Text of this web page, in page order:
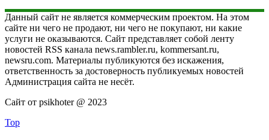
Данный сайт не является коммерческим проектом. На этом
сайте ни чего не продают, ни чего не покупают, ни какие
услуги не оказываются. Сайт представляет собой ленту
новостей RSS канала news.rambler.ru, kommersant.ru,
newsru.com. Материалы публикуются без искажения,
ответственность за достоверность публикуемых новостей
Администрация сайта не несёт.
Сайт от psikhoter @ 2023
Top